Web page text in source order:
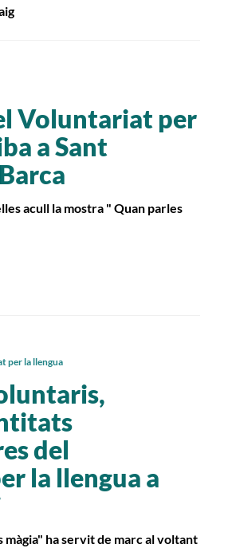
Voluntariat per
a Sant
acull la mostra " Quan parles
del
la llengua a
màgia" ha servit de marc al voltant
per la llengua